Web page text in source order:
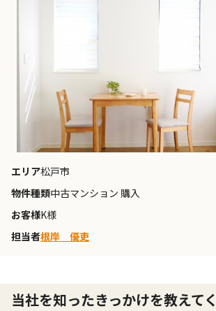
エリア松戸市
物件種類中古マンション 購入
お客様K様
担当者根岸 優吏
当社を知ったきっかけを教えて